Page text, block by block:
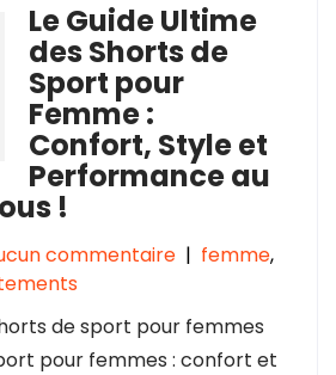
Le Guide Ultime
des Shorts de
Sport pour
Femme :
Confort, Style et
Performance au
!
commentaire | femme,
de sport pour femmes
pour femmes : confort et